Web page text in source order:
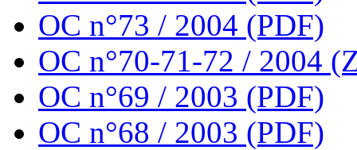
OC n°73 / 2004 (PDF)
OC n°70-71-72 / 2004
OC n°69 / 2003 (PDF)
OC n°68 / 2003 (PDF)